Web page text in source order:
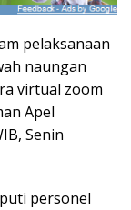
pelaksanaan
naungan
virtual zoom
Apel
Senin
personel